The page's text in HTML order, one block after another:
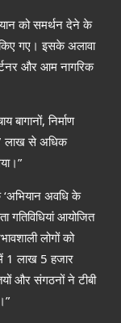
को समर्थन देने के
गए। इसके अलावा
और आम नागरिक
बागानों,निर्माण
लाख से अधिक
”
‘अभियान अवधि के
गतिविधियां आयोजित
लोगों को
1लाख 5हजार
और संगठनों ने टीबी
”